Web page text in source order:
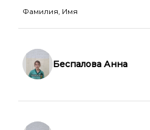
Фамилия, Имя
Беспалова Анна